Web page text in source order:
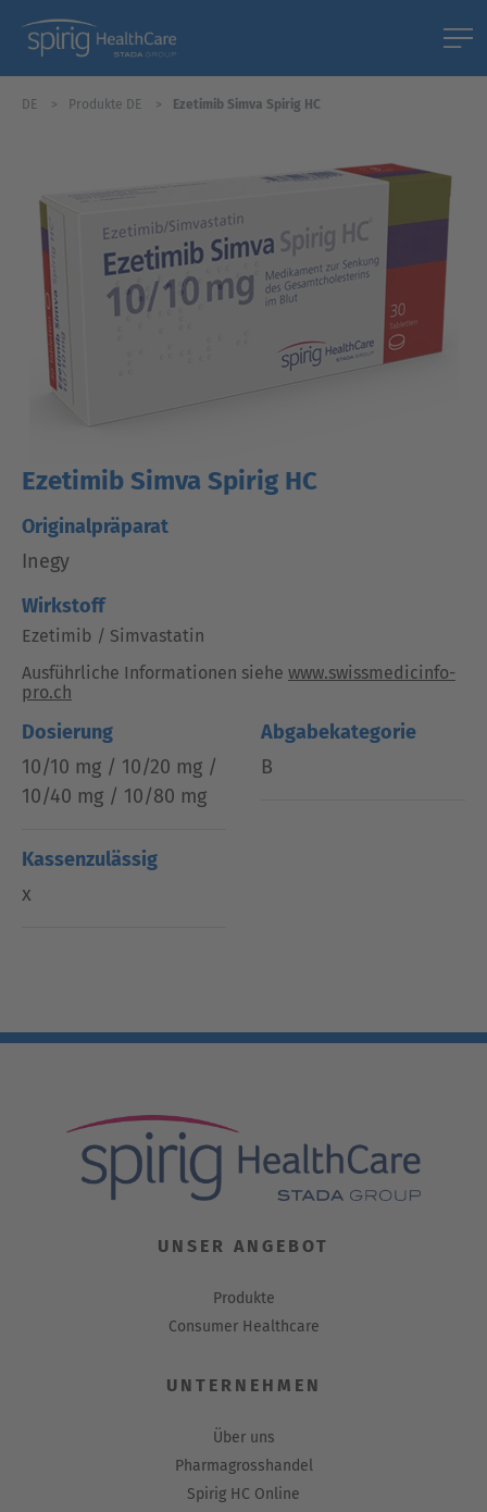
DE Produkte DE Ezetimib Simva Spirig HC
Ezetimib Simva Spirig HC
Originalpräparat
Inegy
Wirkstoff
Ezetimib / Simvastatin
Ausführliche Informationen siehe www.swissmedicinfo-
pro.ch
Dosierung
10/10 mg / 10/20 mg /
10/40 mg / 10/80 mg
Abgabekategorie
B
Kassenzulässig
x
UNSER ANGEBOT
Produkte
Consumer Healthcare
UNTERNEHMEN
Über uns
Pharmagrosshandel
Spirig HC Online